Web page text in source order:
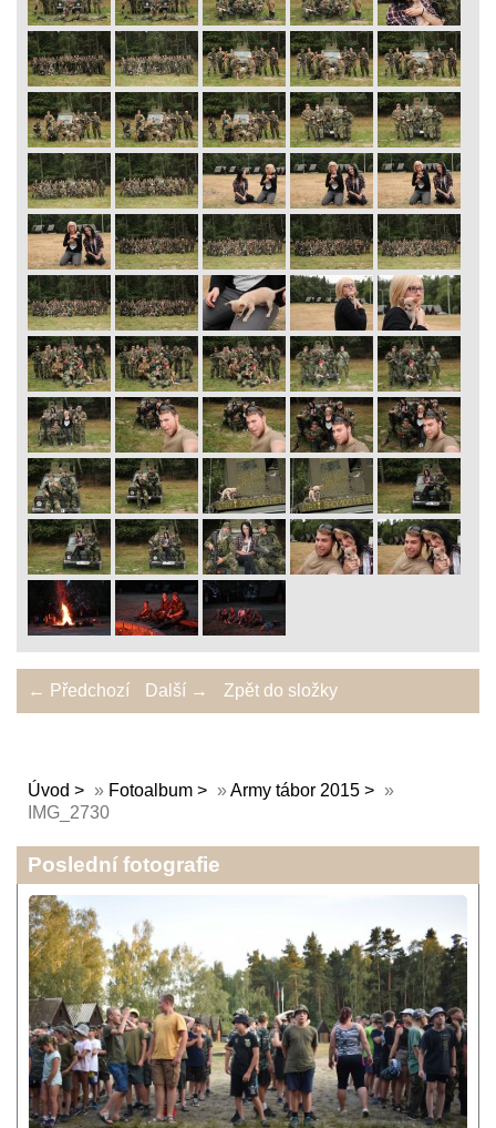
← Předchozí Další → Zpět do složky
Úvod » Fotoalbum »Army tábor 2015
»
IMG_2730
Poslední fotografie